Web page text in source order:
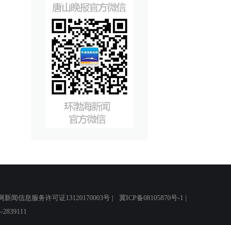
信息服务许可证13120170003号 | 冀ICP备08105870号-1